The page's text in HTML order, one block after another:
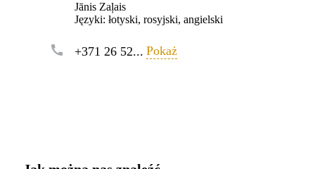
Jānis Zaļais
Języki: łotyski, rosyjski, angielski
+371 26 52... Pokaż